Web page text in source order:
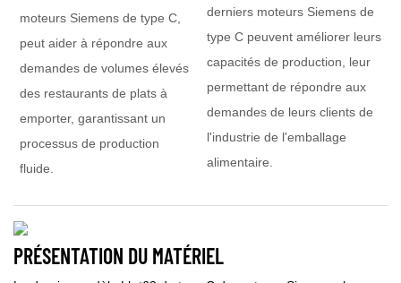
moteurs Siemens de type C,
peut aider à répondre aux
demandes de volumes élevés
des restaurants de plats à
emporter, garantissant un
processus de production
fluide.
derniers moteurs Siemens de
type C peuvent améliorer leurs
capacités de production, leur
permettant de répondre aux
demandes de leurs clients de
l'industrie de l'emballage
alimentaire.
PRÉSENTATION DU MATÉRIEL